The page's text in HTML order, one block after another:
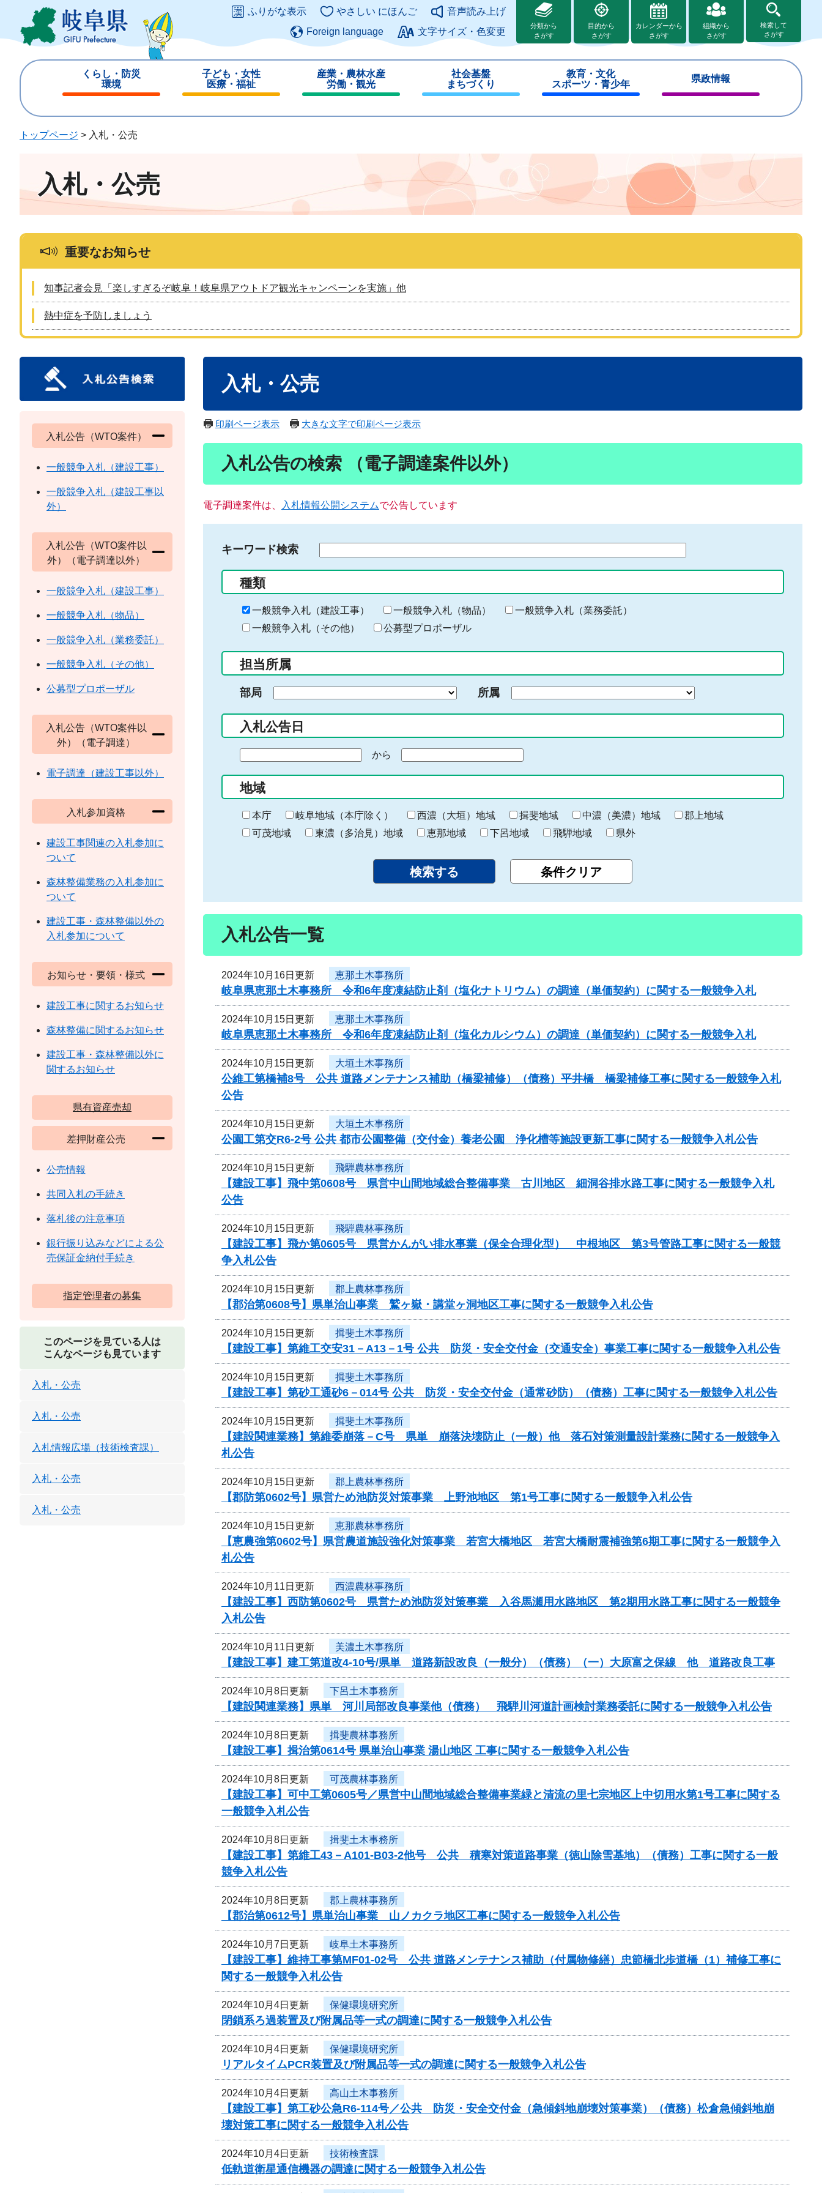
ジ
ュ
このページの本文へ
ふりがな表示 やさしい にほんご
音声読み上げ
Foreign language
文字サイズ・色変更
分類から
さがす
目的から
さがす
カレンダーから
さがす
組織から
さがす
検索して
さがす
くらし・防災
環境
じ
子ども・女性
医療・福祉
じ
産業・農林水産
労働・観光
じ
社会基盤
まちづくり
じ
教育・文化
スポーツ・青少年
じ
県政情報
じ
トップページ > 入札・公売
入札・公売
重要なお知らせ
知事記者会見「楽しすぎるぞ岐阜！岐阜県アウトドア観光キャンペーンを実施」他
熱中症を予防しましょう
入札・公売
印刷ページ表示 大きな文字で印刷ページ表示
入札公告の検索 （電子調達案件以外）
電子調達案件は、 入札情報公開システムで公告しています
キーワード検索
る
キ
ー
ー
入
力
種類
一般競争入札（建設工事） 一般競争入札（物品）
一般競争入札（業務委託）
一般競争入札（その他）
公募型プロポーザル
担当所属
部局 所属
入札公告日
の
始
ま
り
から
終
わ
り
地域
本庁 岐阜地域（本庁除く） 西濃（大垣）地域 揖斐地域 中濃（美濃）地域
郡上地域
可茂地域
東濃（多治見）地域 恵那地域 下呂地域 飛騨地域 県外
入札公告一覧
2024年10月16日更新 恵那土木事務所
岐阜県恵那土木事務所 令和6年度凍結防止剤（塩化ナトリウム）の調達（単価契約）に関する一般競争入札
2024年10月15日更新 恵那土木事務所
岐阜県恵那土木事務所 令和6年度凍結防止剤（塩化カルシウム）の調達（単価契約）に関する一般競争入札
2024年10月15日更新 大垣土木事務所
公維工第橋補8号 公共 道路メンテナンス補助（橋梁補修）（債務）平井橋 橋梁補修工事に関する一般競争入札
公告
2024年10月15日更新 大垣土木事務所
公園工第交R6-2号 公共 都市公園整備（交付金）養老公園 浄化槽等施設更新工事に関する一般競争入札公告
2024年10月15日更新 飛騨農林事務所
【建設工事】飛中第0608号 県営中山間地域総合整備事業 古川地区 細洞谷排水路工事に関する一般競争入札
公告
2024年10月15日更新 飛騨農林事務所
【建設工事】飛か第0605号 県営かんがい排水事業（保全合理化型） 中根地区 第3号管路工事に関する一般競
争入札公告
2024年10月15日更新 郡上農林事務所
【郡治第0608号】県単治山事業 鷲ヶ嶽・講堂ヶ洞地区工事に関する一般競争入札公告
2024年10月15日更新 揖斐土木事務所
【建設工事】第維工交安31－A13－1号 公共 防災・安全交付金（交通安全）事業工事に関する一般競争入札公告
2024年10月15日更新 揖斐土木事務所
【建設工事】第砂工通砂6－014号 公共 防災・安全交付金（通常砂防）（債務）工事に関する一般競争入札公告
2024年10月15日更新 揖斐土木事務所
【建設関連業務】第維委崩落－C号 県単 崩落決壊防止（一般）他 落石対策測量設計業務に関する一般競争入
札公告
2024年10月15日更新 郡上農林事務所
【郡防第0602号】県営ため池防災対策事業 上野池地区 第1号工事に関する一般競争入札公告
2024年10月15日更新 恵那農林事務所
【恵農強第0602号】県営農道施設強化対策事業 若宮大橋地区 若宮大橋耐震補強第6期工事に関する一般競争入
札公告
2024年10月11日更新 西濃農林事務所
【建設工事】西防第0602号 県営ため池防災対策事業 入谷馬瀬用水路地区 第2期用水路工事に関する一般競争
入札公告
2024年10月11日更新 美濃土木事務所
【建設工事】建工第道改4-10号/県単 道路新設改良（一般分）（債務）（一）大原富之保線 他 道路改良工事
2024年10月8日更新 下呂土木事務所
【建設関連業務】県単 河川局部改良事業他（債務） 飛騨川河道計画検討業務委託に関する一般競争入札公告
2024年10月8日更新 揖斐農林事務所
【建設工事】揖治第0614号 県単治山事業 湯山地区 工事に関する一般競争入札公告
2024年10月8日更新 可茂農林事務所
【建設工事】可中工第0605号／県営中山間地域総合整備事業緑と清流の里七宗地区上中切用水第1号工事に関する
一般競争入札公告
2024年10月8日更新 揖斐土木事務所
【建設工事】第維工43－A101-B03-2他号 公共 積寒対策道路事業（徳山除雪基地）（債務）工事に関する一般
競争入札公告
2024年10月8日更新 郡上農林事務所
【郡治第0612号】県単治山事業 山ノカクラ地区工事に関する一般競争入札公告
2024年10月7日更新 岐阜土木事務所
【建設工事】維持工事第MF01-02号 公共 道路メンテナンス補助（付属物修繕）忠節橋北歩道橋（1）補修工事に
関する一般競争入札公告
2024年10月4日更新 保健環境研究所
閉鎖系ろ過装置及び附属品等一式の調達に関する一般競争入札公告
2024年10月4日更新 保健環境研究所
リアルタイムPCR装置及び附属品等一式の調達に関する一般競争入札公告
2024年10月4日更新 高山土木事務所
【建設工事】第工砂公急R6-114号／公共 防災・安全交付金（急傾斜地崩壊対策事業）（債務）松倉急傾斜地崩
壊対策工事に関する一般競争入札公告
2024年10月4日更新 技術検査課
低軌道衛星通信機器の調達に関する一般競争入札公告
入札公告（WTO案件）
一般競争入札（建設工事）
一般競争入札（建設工事以
外）
入札公告（WTO案件以
外）（電子調達以外）
一般競争入札（建設工事）
一般競争入札（物品）
一般競争入札（業務委託）
一般競争入札（その他）
公募型プロポーザル
入札公告（WTO案件以
外）（電子調達）
電子調達（建設工事以外）
入札参加資格
建設工事関連の入札参加に
ついて
森林整備業務の入札参加に
ついて
建設工事・森林整備以外の
入札参加について
お知らせ・要領・様式
建設工事に関するお知らせ
森林整備に関するお知らせ
建設工事・森林整備以外に
関するお知らせ
県有資産売却
差押財産公売
公売情報
共同入札の手続き
落札後の注意事項
銀行振り込みなどによる公
売保証金納付手続き
指定管理者の募集
このページを見ている人は
こんなページも見ています
入札・公売
入札・公売
入札情報広場（技術検査課）
入札・公売
入札・公売